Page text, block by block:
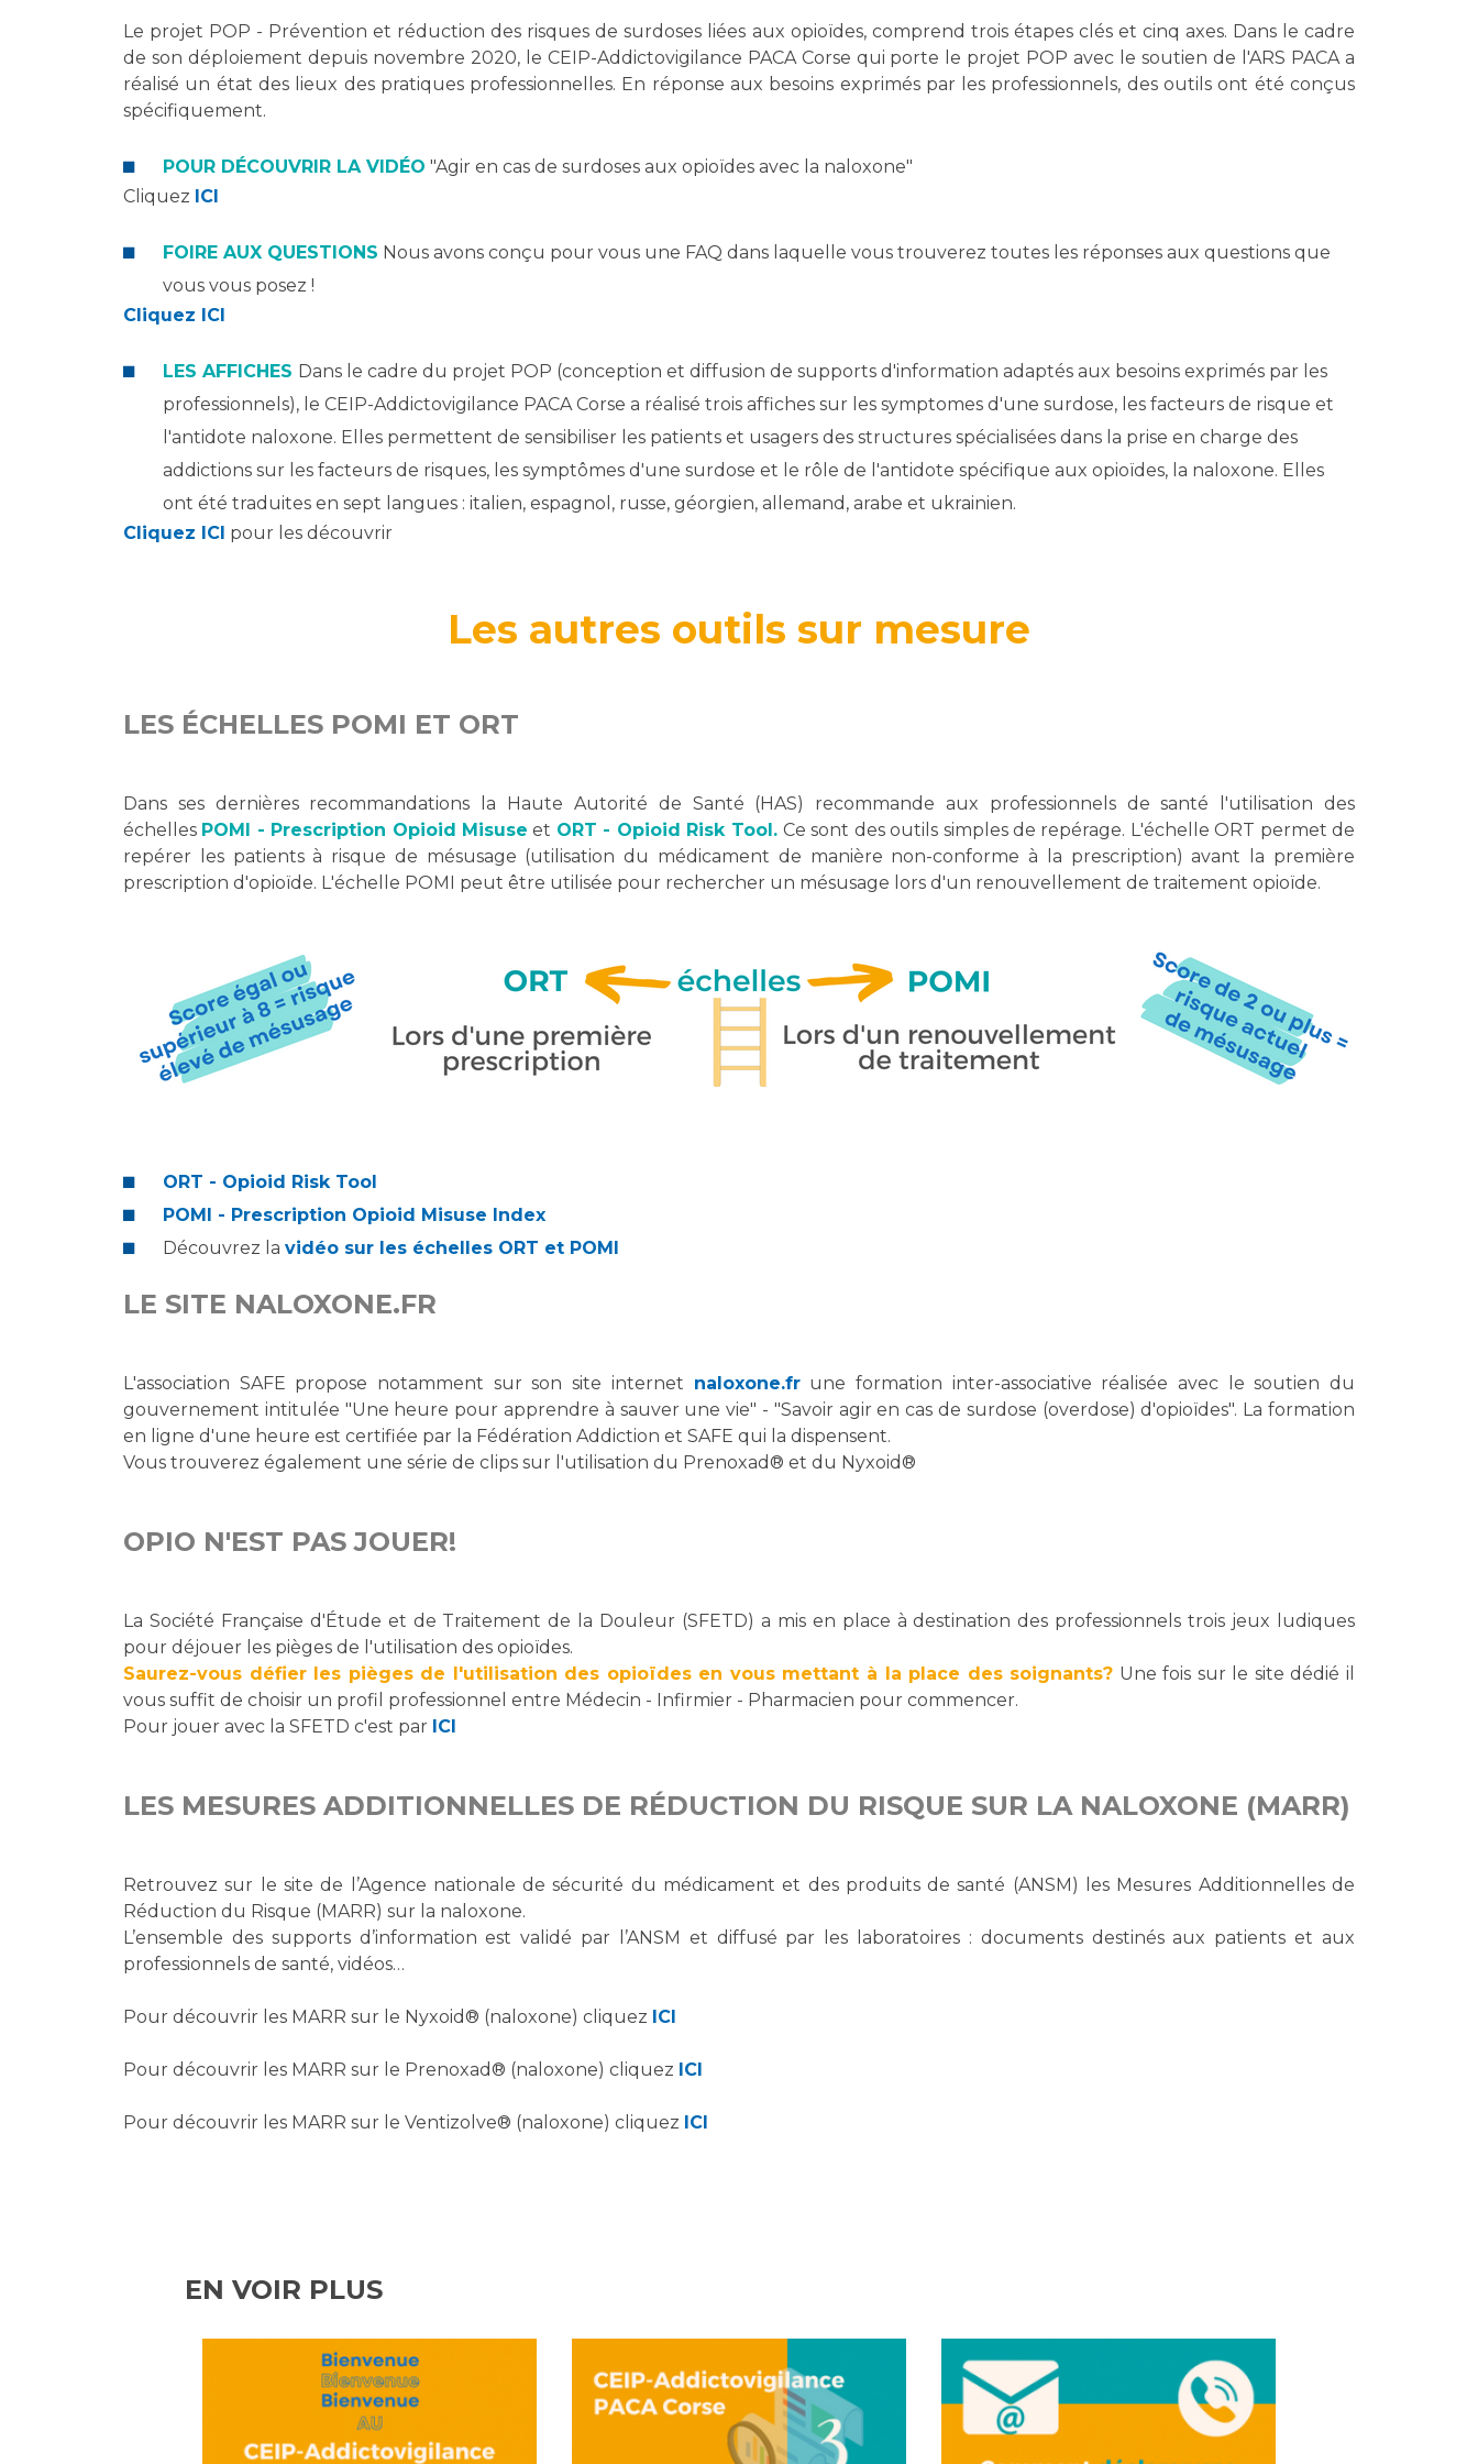
Les associations
Livret d'accueil
Salon des familles
Vos droits, vos devoirs
Maternité Hôpital Nord
Les structures de recherche
Plateforme d'Expertise
Maladies Rares
Le projet POP - Prévention et réduction des risques de surdoses liées aux opioïdes, comprend trois étapes clés et cinq axes. Dans le cadre
de son déploiement depuis novembre 2020, le CEIP-Addictovigilance PACA Corse qui porte le projet POP avec le soutien de l'ARS PACA a
réalisé un état des lieux des pratiques professionnelles. En réponse aux besoins exprimés par les professionnels, des outils ont été conçus
spécifiquement.
POUR DÉCOUVRIR LA VIDÉO "Agir en cas de surdoses aux opioïdes avec la naloxone"
Cliquez ICI
FOIRE AUX QUESTIONS Nous avons conçu pour vous une FAQ dans laquelle vous trouverez toutes les réponses aux questions que
vous vous posez !
Cliquez ICI
LES AFFICHES Dans le cadre du projet POP (conception et diffusion de supports d'information adaptés aux besoins exprimés par les
professionnels), le CEIP-Addictovigilance PACA Corse a réalisé trois affiches sur les symptomes d'une surdose, les facteurs de risque et
l'antidote naloxone. Elles permettent de sensibiliser les patients et usagers des structures spécialisées dans la prise en charge des
addictions sur les facteurs de risques, les symptômes d'une surdose et le rôle de l'antidote spécifique aux opioïdes, la naloxone. Elles
ont été traduites en sept langues : italien, espagnol, russe, géorgien, allemand, arabe et ukrainien.
Cliquez ICI pour les découvrir
Les autres outils sur mesure
LES ÉCHELLES POMI ET ORT
Dans ses dernières recommandations la Haute Autorité de Santé (HAS) recommande aux professionnels de santé l'utilisation des
échelles POMI - Prescription Opioid Misuse et ORT - Opioid Risk Tool. Ce sont des outils simples de repérage. L'échelle ORT permet de
repérer les patients à risque de mésusage (utilisation du médicament de manière non-conforme à la prescription) avant la première
prescription d'opioïde. L'échelle POMI peut être utilisée pour rechercher un mésusage lors d'un renouvellement de traitement opioïde.
ORT - Opioid Risk Tool
POMI - Prescription Opioid Misuse Index
Découvrez la vidéo sur les échelles ORT et POMI
LE SITE NALOXONE.FR
L'association SAFE propose notamment sur son site internet naloxone.frune formation inter-associative réalisée avec le soutien du
gouvernement intitulée "Une heure pour apprendre à sauver une vie" - "Savoir agir en cas de surdose (overdose) d'opioïdes". La formation
en ligne d'une heure est certifiée par la Fédération Addiction et SAFE qui la dispensent.
Vous trouverez également une série de clips sur l'utilisation du Prenoxad® et du Nyxoid®
OPIO N'EST PAS JOUER!
La Société Française d'Étude et de Traitement de la Douleur (SFETD) a mis en place à destination des professionnels trois jeux ludiques
pour déjouer les pièges de l'utilisation des opioïdes.
Saurez-vous défier les pièges de l'utilisation des opioïdes en vous mettant à la place des soignants? Une fois sur le site dédié il
vous suffit de choisir un profil professionnel entre Médecin - Infirmier - Pharmacien pour commencer.
Pour jouer avec la SFETD c'est par ICI
LES MESURES ADDITIONNELLES DE RÉDUCTION DU RISQUE SUR LA NALOXONE (MARR)
Retrouvez sur le site de l’Agence nationale de sécurité du médicament et des produits de santé (ANSM) les Mesures Additionnelles de
Réduction du Risque (MARR) sur la naloxone.
L’ensemble des supports d’information est validé par l’ANSM et diffusé par les laboratoires : documents destinés aux patients et aux
professionnels de santé, vidéos…
Pour découvrir les MARR sur le Nyxoid® (naloxone) cliquez ICI
Pour découvrir les MARR sur le Prenoxad® (naloxone) cliquez ICI
Pour découvrir les MARR sur le Ventizolve® (naloxone) cliquez ICI
EN VOIR PLUS